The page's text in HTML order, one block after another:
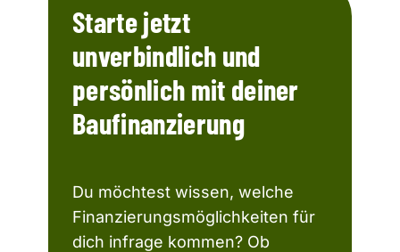
Starte jetzt
unverbindlich und
persönlich mit deiner
Baufinanzierung
Du möchtest wissen, welche
Finanzierungsmöglichkeiten für
dich infrage kommen? Ob